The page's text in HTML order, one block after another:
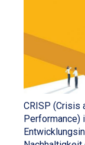
CRISP (Crisis
Performance)